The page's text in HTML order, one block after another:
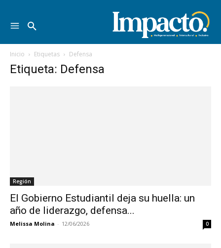
Inicio Etiquetas Defensa
Etiqueta: Defensa
Región
El Gobierno Estudiantil deja su huella: un
año de liderazgo, defensa...
Melissa Molina - 12/06/2026 0